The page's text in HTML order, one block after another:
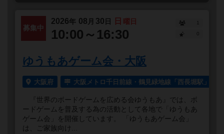
募集中
2026年 08 月 30 日 日 曜日
10:00～16:30
1
ゆうもあゲーム会・大阪
大阪府 大阪メトロ千日前線・鶴見緑地線「西長堀駅」よ
『世界のボードゲームを広める会ゆうもあ』では、ボ
ードゲームを普及する為の活動として各地で「ゆうもあ
ゲーム会」を開催しています。 「ゆうもあゲーム会」
は、ご家族向け...